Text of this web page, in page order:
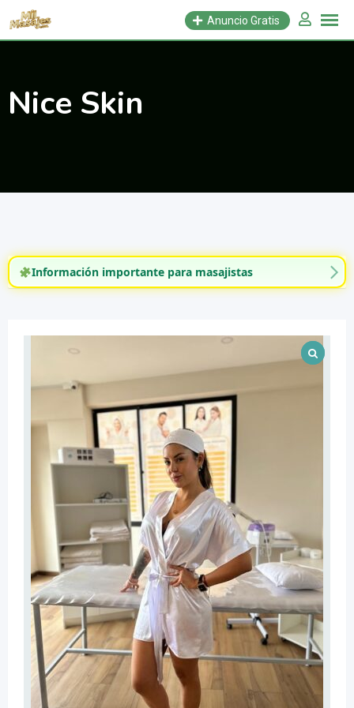
Saltar
Anuncio Gratis
Nice Skin
Información importante para masajistas